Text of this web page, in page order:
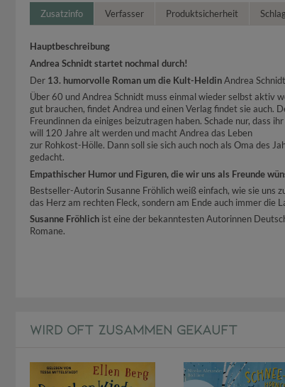
Zusatzinfo Verfasser Produktsicherheit
Hauptbeschreibung
Andrea Schnidt startet nochmal durch!
Der 13. humorvolle Roman um die Kult-HeldinAndrea
Über 60 und Andrea Schnidt muss einmal wieder selbst aktiv
gut brauchen, findet Andrea und einen Verlag findet sie auch.
Freundinnen da einiges beizutragen haben. Schade nur, dass
will 120 Jahre alt werden und macht Andrea das Leben
zur Rohkost-Hölle. Dann soll sie sich auch noch als Oma des
gedacht.
Empathischer Humor und Figuren, die wir uns als Freunde
Bestseller-Autorin Susanne Fröhlich weiß einfach, wie sie
das Herz am rechten Fleck, sondern am Ende auch immer die
Susanne Fröhlich ist eine der bekanntesten Autorinnen
Romane.
WIRD OFT ZUSAMMEN GEKAUFT